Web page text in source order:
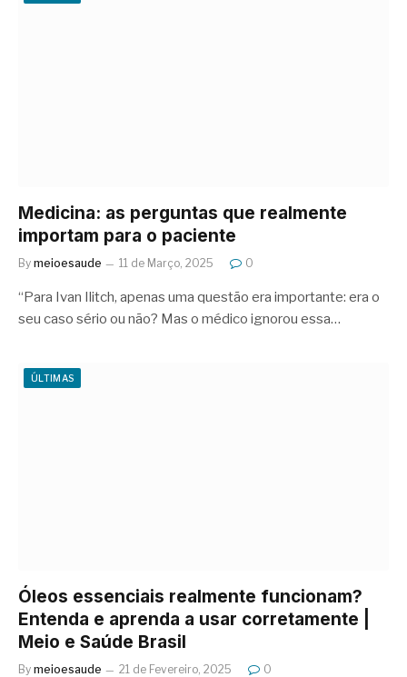
Medicina: as perguntas que realmente
importam para o paciente
By meioesaude 11 de Março, 2025 0
“Para Ivan Ilitch, apenas uma questão era importante: era o
seu caso sério ou não? Mas o médico ignorou essa…
ÚLTIMAS
Óleos essenciais realmente funcionam?
Entenda e aprenda a usar corretamente |
Meio e Saúde Brasil
By meioesaude 21 de Fevereiro, 2025 0